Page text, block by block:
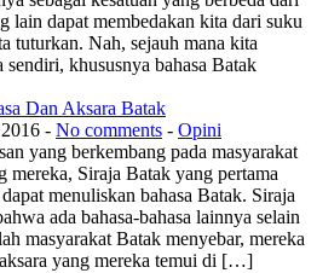
lain dapat membedakan kita dari suku
tuturkan. Nah, sejauh mana kita
sendiri, khususnya bahasa Batak
Dan Aksara Batak
- No comments - Opini
yang berkembang pada masyarakat
mereka, Siraja Batak yang pertama
menuliskan bahasa Batak. Siraja
ada bahasa-bahasa lainnya selain
masyarakat Batak menyebar, mereka
yang mereka temui di […]